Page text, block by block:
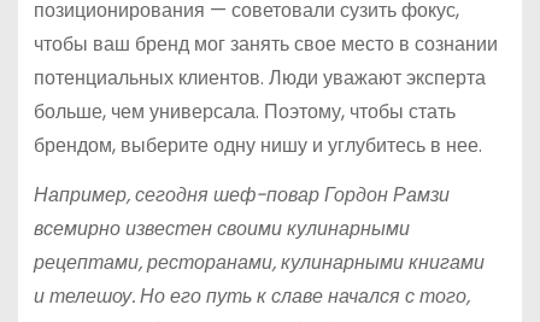
позиционирования — советовали сузить фокус,
чтобы ваш бренд мог занять свое место в сознании
потенциальных клиентов. Люди уважают эксперта
больше, чем универсала. Поэтому, чтобы стать
брендом, выберите одну нишу и углубитесь в нее.
Например, сегодня шеф-повар Гордон Рамзи
всемирно известен своими кулинарными
рецептами, ресторанами, кулинарными книгами
и телешоу. Но его путь к славе начался с того,